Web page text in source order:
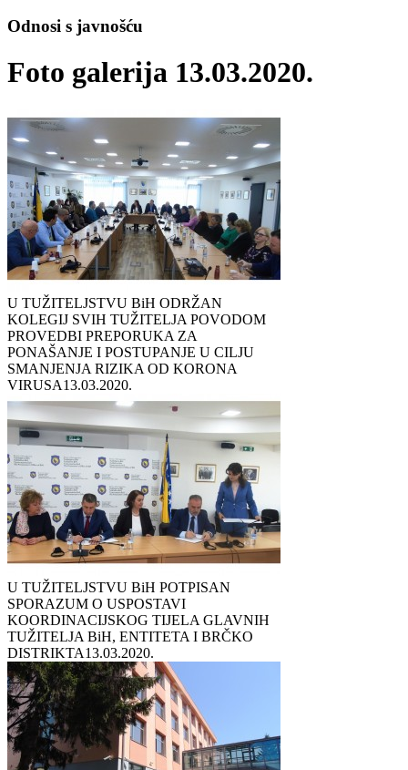
Odnosi s javnošću
Foto galerija 13.03.2020.
U TUŽITELJSTVU BiH ODRŽAN
KOLEGIJ SVIH TUŽITELJA POVODOM
PROVEDBI PREPORUKA ZA
PONAŠANJE I POSTUPANJE U CILJU
SMANJENJA RIZIKA OD KORONA
VIRUSA13.03.2020.
U TUŽITELJSTVU BiH POTPISAN
SPORAZUM O USPOSTAVI
KOORDINACIJSKOG TIJELA GLAVNIH
TUŽITELJA BiH, ENTITETA I BRČKO
DISTRIKTA13.03.2020.